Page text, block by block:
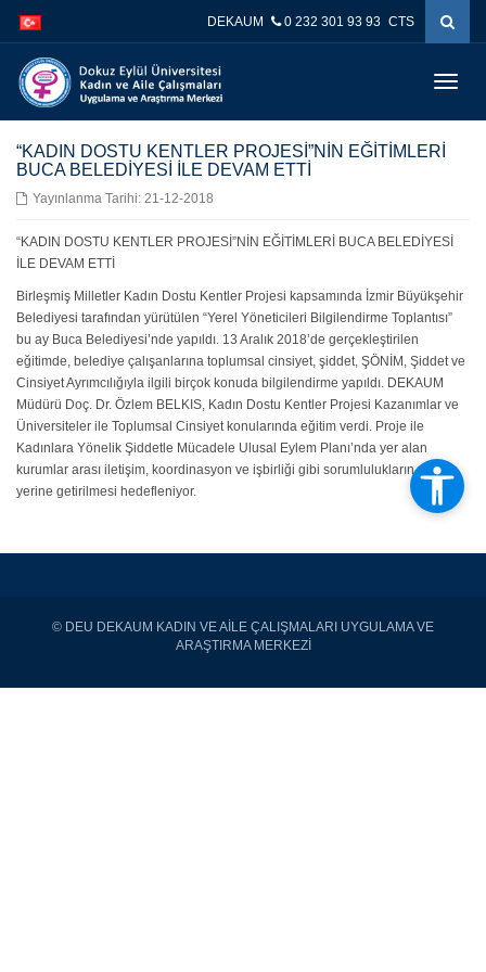
atla
atla
DEKAUM 0 232 301 93 93 CTS
“KADIN DOSTU KENTLER PROJESİ”NİN EĞİTİMLERİ
BUCA BELEDİYESİ İLE DEVAM ETTİ
Yayınlanma Tarihi: 21-12-2018
“KADIN DOSTU KENTLER PROJESİ”NİN EĞİTİMLERİ BUCA BELEDİYESİ
İLE DEVAM ETTİ
Birleşmiş Milletler Kadın Dostu Kentler Projesi kapsamında İzmir Büyükşehir
Belediyesi tarafından yürütülen “Yerel Yöneticileri Bilgilendirme Toplantısı”
bu ay Buca Belediyesi’nde yapıldı. 13 Aralık 2018’de gerçekleştirilen
eğitimde, belediye çalışanlarına toplumsal cinsiyet, şiddet, ŞÖNİM, Şiddet ve
Cinsiyet Ayrımcılığıyla ilgili birçok konuda bilgilendirme yapıldı. DEKAUM
Müdürü Doç. Dr. Özlem BELKIS, Kadın Dostu Kentler Projesi Kazanımlar ve
Üniversiteler ile Toplumsal Cinsiyet konularında eğitim verdi. Proje ile
Kadınlara Yönelik Şiddetle Mücadele Ulusal Eylem Planı’nda yer alan
kurumlar arası iletişim, koordinasyon ve işbirliği gibi sorumlulukların da
yerine getirilmesi hedefleniyor.
© DEU DEKAUM KADIN VE AİLE ÇALIŞMALARI UYGULAMA VE
ARAŞTIRMA MERKEZİ